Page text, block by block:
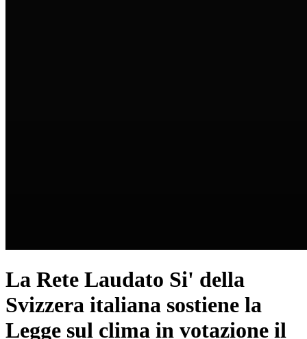
La Rete Laudato Si' della
Svizzera italiana sostiene la
Legge sul clima in votazione il